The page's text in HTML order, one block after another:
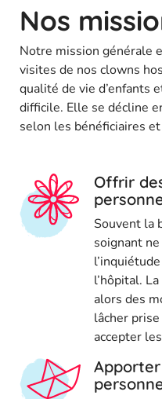
Nos
Notre mission générale
visites de nos clowns
qualité de vie d’enfants
difficile. Elle se décline
selon les bénéficiaires
Offrir
Souvent la
soignant
l’hôpital.
alors des
lâcher
accepter